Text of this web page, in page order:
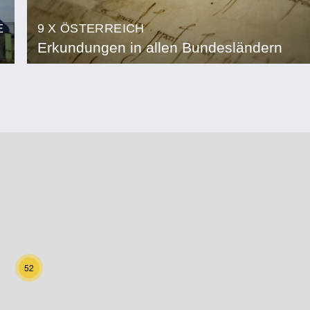
9 X ÖSTERREICH
Erkundungen in allen Bundesländern
52